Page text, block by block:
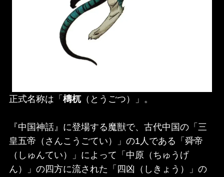
正式名称は「 檮杌（とうごつ）」。
『中国神話』に登場する魔獣で、古代中国の「三
皇五帝（さんこうごてい）」の1人である「舜帝
（しゅんてい）」によって「中原（ちゅうげ
ん）」の四方に流された「四凶（しきょう）」の